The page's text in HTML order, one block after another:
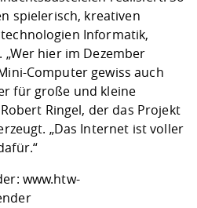
Fremdsprachen
Jobs, Praktika,
spielerisch, kreativen
Informatik,
hier im Dezember
Computer gewiss auch
für große und kleine
Ringel, der das Projekt
„Das Internet ist voller
www.htw-